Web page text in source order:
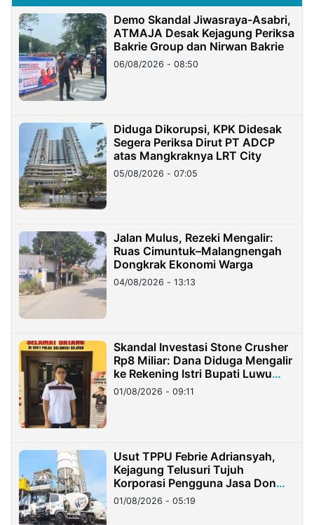
Demo Skandal Jiwasraya-Asabri,
ATMAJA Desak Kejagung Periksa
Bakrie Group dan Nirwan Bakrie
06/08/2026 - 08:50
Diduga Dikorupsi, KPK Didesak
Segera Periksa Dirut PT ADCP
atas Mangkraknya LRT City
05/08/2026 - 07:05
Jalan Mulus, Rezeki Mengalir:
Ruas Cimuntuk–Malangnengah
Dongkrak Ekonomi Warga
04/08/2026 - 13:13
Skandal Investasi Stone Crusher
Rp8 Miliar: Dana Diduga Mengalir
ke Rekening Istri Bupati Luwu
Timur
01/08/2026 - 09:11
Usut TPPU Febrie Adriansyah,
Kejagung Telusuri Tujuh
Korporasi Pengguna Jasa Don
Ritto
01/08/2026 - 05:19